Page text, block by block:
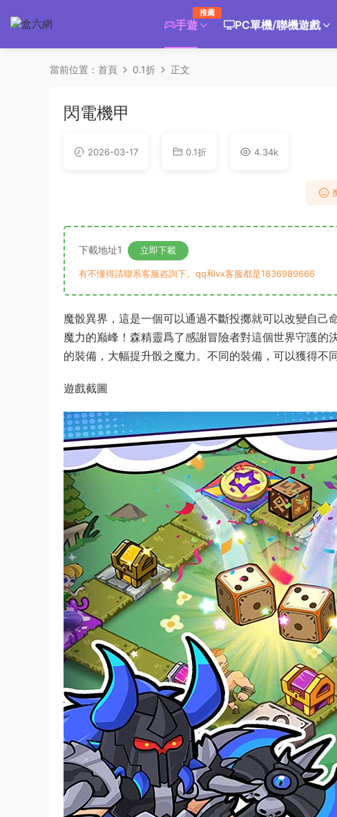
手遊
推薦
PC單機/聯機遊戲
當前位置： 首頁 0.1折 正文
閃電機甲
2026-03-17 0.1折 4.34k
下載地址1 立即下載
有不懂得請聯系客服咨詢下。qq和vx客服都是1836989666
魔骰異界，這是一個可以通過不斷投擲就可以改變自
魔力的巅峰！森精靈爲了感謝冒險者對這個世界守護
的裝備，大幅提升骰之魔力。不同的裝備，可以獲得不
遊戲截圖